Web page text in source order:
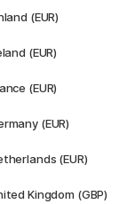
19 KR
(EUR)
(EUR)
(EUR)
(EUR)
(EUR)
Kingdom (GBP)